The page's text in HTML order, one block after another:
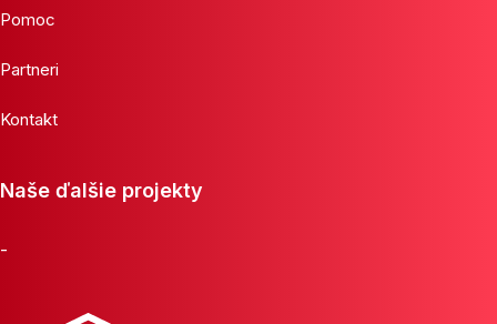
Pomoc
Partneri
Kontakt
Naše ďalšie projekty
-